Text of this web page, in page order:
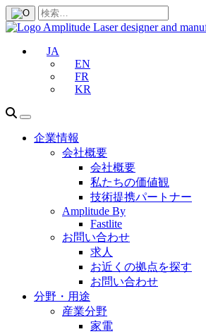
JA
EN
FR
KR
企業情報
会社概要
会社概要
私たちの価値観
技術提携パートナー
Amplitude By
Fastlite
お問い合わせ
求人
お近くの拠点を探す
お問い合わせ
分野・用途
産業分野
家電